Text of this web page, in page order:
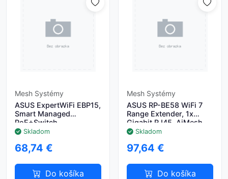
Mesh Systémy
ASUS ExpertWiFi EBP15,
Smart Managed
PoE+Switch
Skladom
68,74 €
Do košíka
Mesh Systémy
ASUS RP-BE58 WiFi 7
Range Extender, 1x
Gigabit RJ45, AiMesh
Skladom
97,64 €
Do košíka